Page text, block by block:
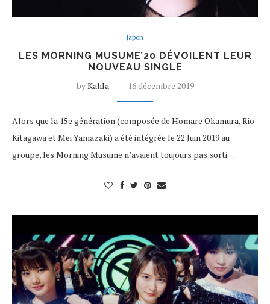
Japon
LES MORNING MUSUME’20 DÉVOILENT LEUR
NOUVEAU SINGLE
byKahla 16 décembre 2019
Alors que la 15e génération (composée de Homare Okamura, Rio
Kitagawa et Mei Yamazaki) a été intégrée le 22 Juin 2019 au
groupe, les Morning Musume n’avaient toujours pas sorti…